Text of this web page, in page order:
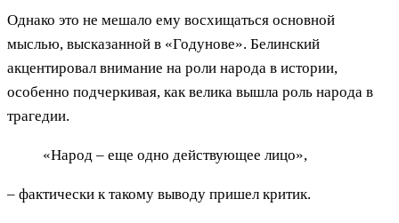
Однако это не мешало ему восхищаться основной
мыслью, высказанной в «Годунове». Белинский
акцентировал внимание на роли народа в истории,
особенно подчеркивая, как велика вышла роль народа в
трагедии.
«Народ – еще одно действующее лицо»,
– фактически к такому выводу пришел критик.